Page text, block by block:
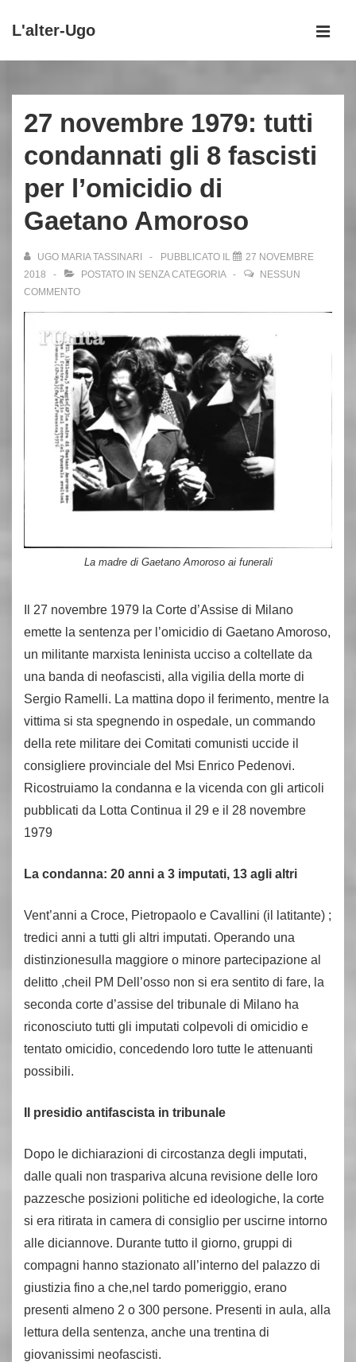
Vai
principale
L'alter-Ugo
principale
27 novembre 1979: tutti
condannati gli 8 fascisti
per l’omicidio di
Gaetano Amoroso
UGO MARIA TASSINARI PUBBLICATO IL
27 NOVEMBRE
2018
POSTATO IN SENZA CATEGORIA
NESSUN
COMMENTO
La madre di Gaetano Amoroso ai funerali
Il 27 novembre 1979 la Corte d’Assise di Milano
emette la sentenza per l’omicidio di Gaetano Amoroso,
un militante marxista leninista ucciso a coltellate da
una banda di neofascisti, alla vigilia della morte di
Sergio Ramelli. La mattina dopo il ferimento, mentre la
vittima si sta spegnendo in ospedale, un commando
della rete militare dei Comitati comunisti uccide il
consigliere provinciale del Msi Enrico Pedenovi.
Ricostruiamo la condanna e la vicenda con gli articoli
pubblicati da Lotta Continua il 29 e il 28 novembre
1979
La condanna: 20 anni a 3 imputati, 13 agli altri
Vent’anni a Croce, Pietropaolo e Cavallini (il latitante) ;
tredici anni a tutti gli altri imputati. Operando una
distinzionesulla maggiore o minore partecipazione al
delitto ,cheil PM Dell’osso non si era sentito di fare, la
seconda corte d’assise del tribunale di Milano ha
riconosciuto tutti gli imputati colpevoli di omicidio e
tentato omicidio, concedendo loro tutte le attenuanti
possibili.
Il presidio antifascista in tribunale
Dopo le dichiarazioni di circostanza degli imputati,
dalle quali non traspariva alcuna revisione delle loro
pazzesche posizioni politiche ed ideologiche, la corte
si era ritirata in camera di consiglio per uscirne intorno
alle diciannove. Durante tutto il giorno, gruppi di
compagni hanno stazionato all’interno del palazzo di
giustizia fino a che,nel tardo pomeriggio, erano
presenti almeno 2 o 300 persone. Presenti in aula, alla
lettura della sentenza, anche una trentina di
giovanissimi neofascisti.